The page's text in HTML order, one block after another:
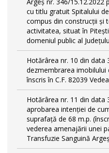
cu titlu gratuit Spitalului
compus din construcții și
activitatea, situat în
domeniul public al
Hotărârea nr. 10 din data
dezmembrarea imobilului
înscris în C.F. 82039
Hotărârea nr. 11 din data
aprobarea intenției de
suprafață de 68 m.p.
vederea amenajării unei
Transfuzie Sanguină Argeș